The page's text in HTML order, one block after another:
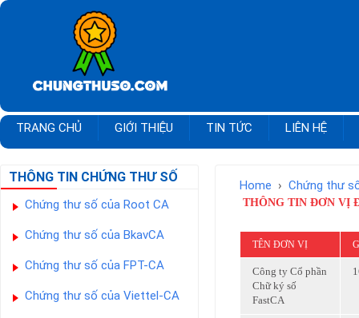
TRANG CHỦ GIỚI THIỆU TIN TỨC LIÊN HỆ
THÔNG TIN CHỨNG THƯ SỐ
Chứng thư số của Root CA
Chứng thư số của BkavCA
Chứng thư số của FPT-CA
Chứng thư số của Viettel-CA
Home › Chứng thư
THÔNG TIN ĐƠN VỊ
TÊN ĐƠN VỊ
Công ty Cổ phần
Chữ ký số
FastCA